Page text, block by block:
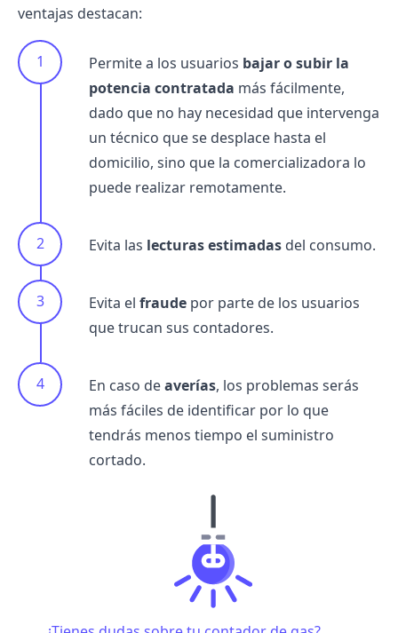
ventajas destacan:
Permite a los usuarios bajar o subir la
potencia contratada más fácilmente,
dado que no hay necesidad que intervenga
un técnico que se desplace hasta el
domicilio, sino que la comercializadora lo
puede realizar remotamente.
Evita las lecturas estimadas del consumo.
Evita el fraude por parte de los usuarios
que trucan sus contadores.
En caso deaverías, los problemas serás
más fáciles de identificar por lo que
tendrás menos tiempo el suministro
cortado.